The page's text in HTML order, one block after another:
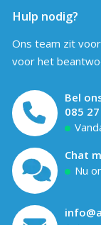
Hulp nodig?
Ons team zit
voor het
Bel
085
Chat
Nu